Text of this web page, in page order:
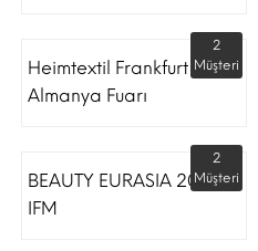
Heimtextil Frankfurt
Almanya Fuarı
2
Müşteri
BEAUTY EURASIA 2022
IFM
2
Müşteri